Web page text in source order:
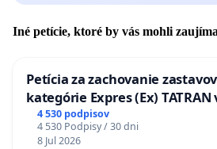
Iné petície, ktoré by vás mohli
Petícia za zachovanie
kategórie Expres (Ex)
stanici Púchov
4 530 podpisov
4 530 Podpisy / 30 dni
8 Jul 2026